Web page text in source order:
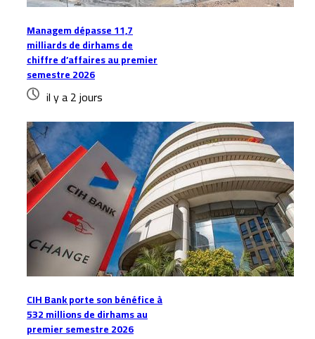
Managem dépasse 11,7
milliards de dirhams de
chiffre d’affaires au premier
semestre 2026
il y a 2 jours
CIH Bank porte son bénéfice à
532 millions de dirhams au
premier semestre 2026